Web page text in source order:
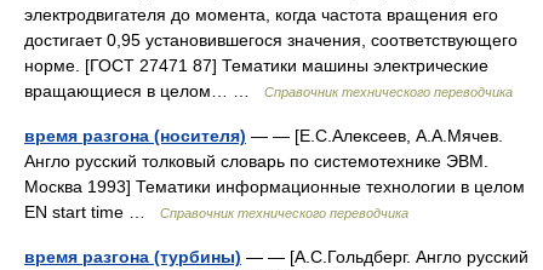
электродвигателя до момента, когда частота вращения его
достигает 0,95 установившегося значения, соответствующего
норме. [ГОСТ 27471 87] Тематики машины электрические
вращающиеся в целом… …
Справочник технического переводчика
время разгона (носителя) — — [Е.С.Алексеев, А.А.Мячев.
Англо русский толковый словарь по системотехнике ЭВМ.
Москва 1993] Тематики информационные технологии в целом
EN start time …
Справочник технического переводчика
время разгона (турбины) — — [А.С.Гольдберг. Англо русский